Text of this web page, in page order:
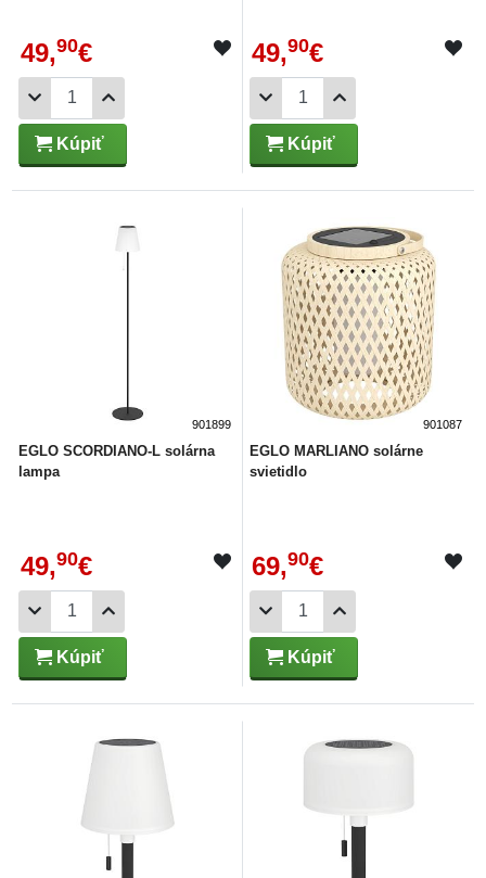
49,90€
Kúpiť
49,90€
Kúpiť
901899
EGLO SCORDIANO-L solárna
lampa
49,90€
Kúpiť
901087
EGLO MARLIANO solárne
svietidlo
69,90€
Kúpiť